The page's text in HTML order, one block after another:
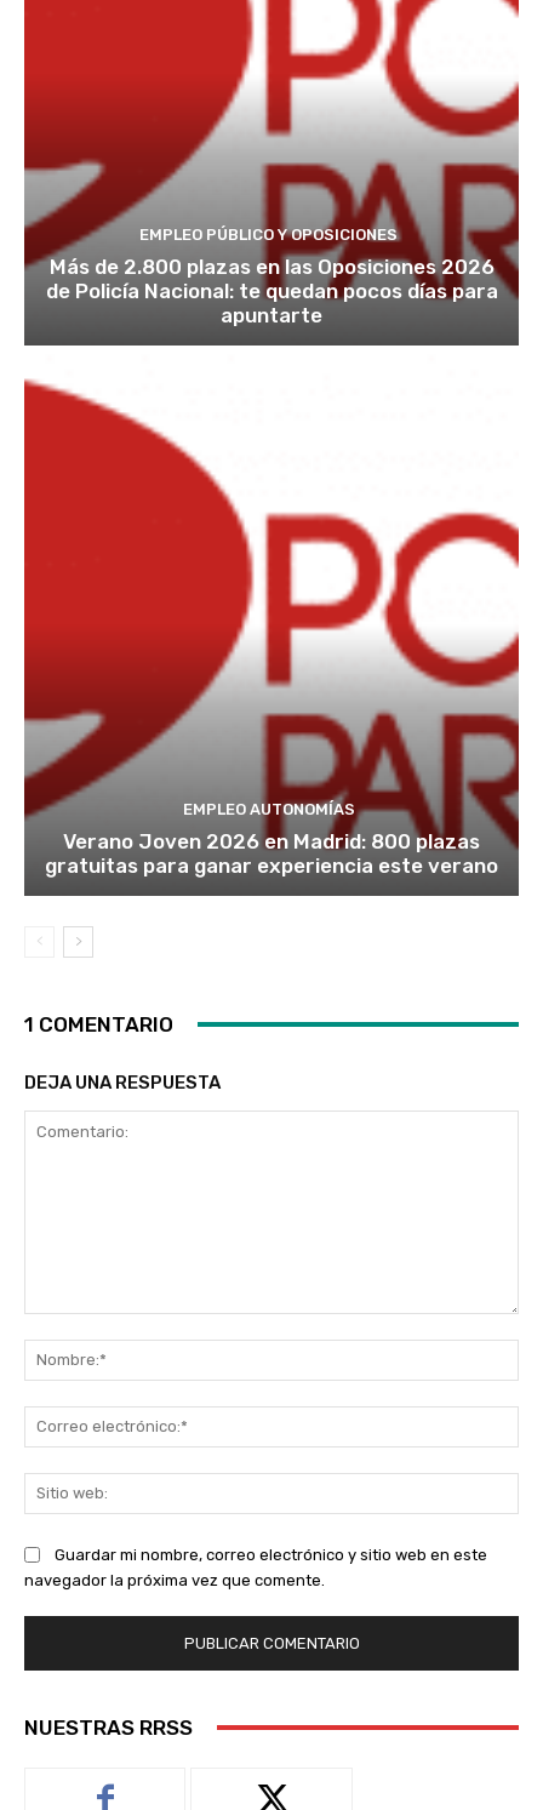
EMPLEO PÚBLICO Y OPOSICIONES
Más de 2.800 plazas en las Oposiciones 2026
de Policía Nacional: te quedan pocos días para
apuntarte
EMPLEO AUTONOMÍAS
Verano Joven 2026 en Madrid: 800 plazas
gratuitas para ganar experiencia este verano
1 COMENTARIO
DEJA UNA RESPUESTA
Guardar mi nombre, correo electrónico y sitio web en este
navegador la próxima vez que comente.
NUESTRAS RRSS